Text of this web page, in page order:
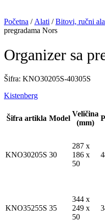
Početna / Alati /Bitovi, ručni
pregradama Nors
Organizer sa
Šifra: KNO30205S-40305S
Kistenberg
Šifra artikla Model
Veličina
(mm)
KNO30205S 30
287 x
186 x
50
KNO35255S 35
344 x
249 x
50